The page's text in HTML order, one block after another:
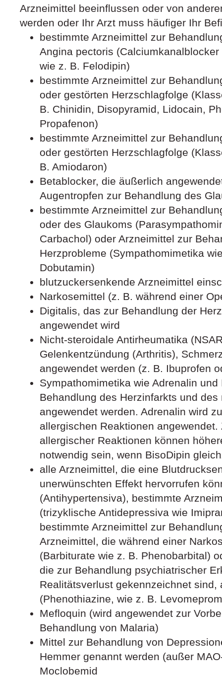
Arzneimittel beeinflussen oder von
werden oder Ihr Arzt muss häufiger Ihr
bestimmte Arzneimittel zur
Angina pectoris
wie z. B. Felodipin)
bestimmte Arzneimittel zur
oder gestörten Herzschlagfolge
B. Chinidin, Disopyramid, Lidocain,
Propafenon)
bestimmte Arzneimittel zur
oder gestörten Herzschlagfolge
B. Amiodaron)
Betablocker, die äußerlich
Augentropfen zur Behandlung des
bestimmte Arzneimittel zur
oder des Glaukoms
Carbachol) oder Arzneimittel zur
Herzprobleme (Sympathomimetika
Dobutamin)
blutzuckersenkende Arzneimittel
Narkosemittel (z. B. während einer
Digitalis, das zur Behandlung der
angewendet wird
Nicht-steroidale Antirheumatika
Gelenkentzündung (Arthritis),
angewendet werden (z. B. Ibuprofen
Sympathomimetika wie Adrenalin
Behandlung des Herzinfarkts und
angewendet werden. Adrenalin wird
allergischen Reaktionen angewendet.
allergischer Reaktionen können
notwendig sein, wenn BisoDipin
alle Arzneimittel, die eine
unerwünschten Effekt hervorrufen
(Antihypertensiva), bestimmte
(trizyklische Antidepressiva wie
bestimmte Arzneimittel zur
Arzneimittel, die während einer
(Barbiturate wie z. B. Phenobarbital)
die zur Behandlung psychiatrischer
Realitätsverlust gekennzeichnet sind,
(Phenothiazine, wie z. B.
Mefloquin (wird angewendet zur
Behandlung von Malaria)
Mittel zur Behandlung von
Hemmer genannt werden (außer
Moclobemid